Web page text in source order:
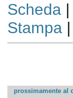
Scheda|
Stampa|
prossimamente al